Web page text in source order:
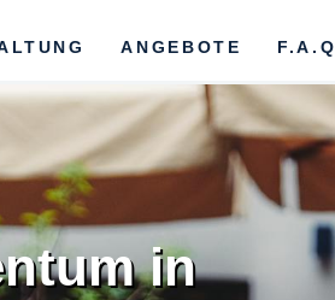
ANGEBOTE F.A.Q
in